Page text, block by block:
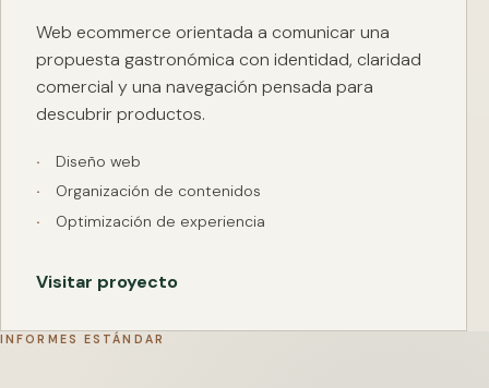
Web ecommerce orientada a comunicar una
propuesta gastronómica con identidad, claridad
comercial y una navegación pensada para
descubrir productos.
Diseño web
Organización de contenidos
Optimización de experiencia
Visitar proyecto
INFORMES ESTÁNDAR